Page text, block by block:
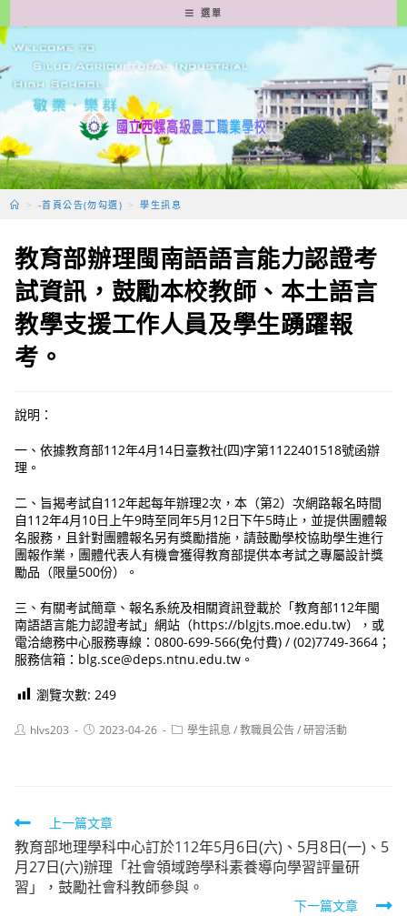
轉
至
要
容
選單
> -首頁公告(勿勾選) > 學生訊息
教育部辦理閩南語語言能力認證考
試資訊，鼓勵本校教師、本土語言
教學支援工作人員及學生踴躍報
考。
說明：
一、依據教育部112年4月14日臺教社(四)字第1122401518號函辦
理。
二、旨揭考試自112年起每年辦理2次，本（第2）次網路報名時間
自112年4月10日上午9時至同年5月12日下午5時止，並提供團體報
名服務，且針對團體報名另有獎勵措施，請鼓勵學校協助學生進行
團報作業，團體代表人有機會獲得教育部提供本考試之專屬設計獎
勵品（限量500份）。
三、有關考試簡章、報名系統及相關資訊登載於「教育部112年閩
南語語言能力認證考試」網站（https://blgjts.moe.edu.tw），或
電洽總務中心服務專線：0800-699-566(免付費) / (02)7749-3664；
服務信箱：blg.sce@deps.ntnu.edu.tw。
瀏覽次數: 249
Posthlvs203
Post2023-04-26
Post學生訊息 /教職員公告/研習活動
Read
more
articles
上一篇文章
教育部地理學科中心訂於112年5月6日(六)、5月8日(一)、5
月27日(六)辦理「社會領域跨學科素養導向學習評量研
習」，鼓勵社會科教師參與。
下一篇文章